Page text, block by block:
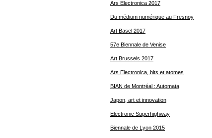
Ars Electronica 2017
Du médium numérique au Fresnoy
Art Basel 2017
57e Biennale de Venise
Art Brussels 2017
Ars Electronica, bits et atomes
BIAN de Montréal : Automata
Japon, art et innovation
Electronic Superhighway
Biennale de Lyon 2015